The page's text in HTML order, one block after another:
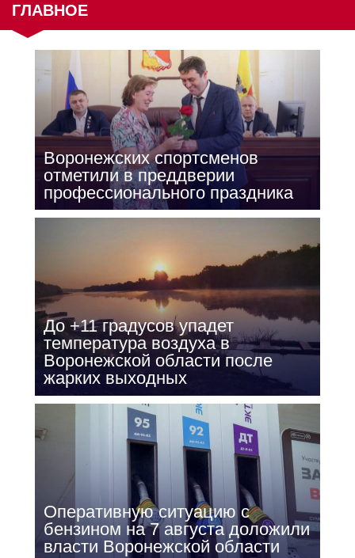
ГЛАВНОЕ
Воронежских спортсменов
отметили в преддверии
профессионального праздника
До +11 градусов упадет
температура воздуха в
Воронежской области после
жарких выходных
Оперативную ситуацию с
бензином на 7 августа доложили
власти Воронежской области